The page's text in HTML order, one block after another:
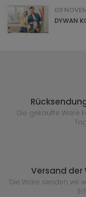
09
DYWAN
Die gekaufte Ware
Versand der
Die Ware senden wir